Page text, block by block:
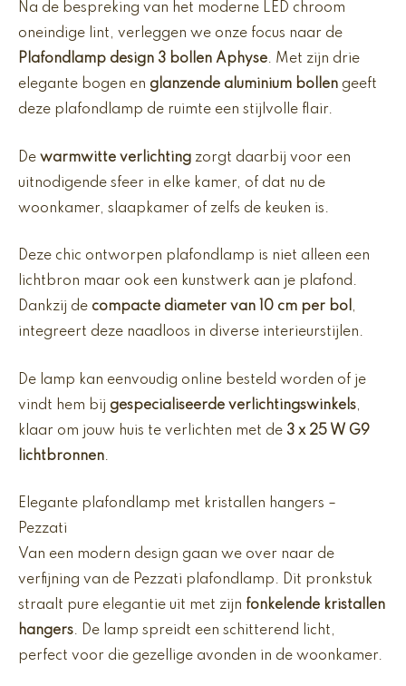
Na de bespreking van het moderne LED chroom
oneindige lint, verleggen we onze focus naar de
Plafondlamp design 3 bollen Aphyse. Met zijn drie
elegante bogen en glanzende aluminium bollen geeft
deze plafondlamp de ruimte een stijlvolle flair.
De warmwitte verlichting zorgt daarbij voor een
uitnodigende sfeer in elke kamer, of dat nu de
woonkamer, slaapkamer of zelfs de keuken is.
Deze chic ontworpen plafondlamp is niet alleen een
lichtbron maar ook een kunstwerk aan je plafond.
Dankzij de compacte diameter van 10 cm per bol ,
integreert deze naadloos in diverse interieurstijlen.
De lamp kan eenvoudig online besteld worden of je
vindt hem bij gespecialiseerde verlichtingswinkels,
klaar om jouw huis te verlichten met de 3 x 25 W G9
lichtbronnen.
Elegante plafondlamp met kristallen hangers –
Pezzati
Van een modern design gaan we over naar de
verfijning van de Pezzati plafondlamp. Dit pronkstuk
straalt pure elegantie uit met zijn fonkelende kristallen
hangers. De lamp spreidt een schitterend licht,
perfect voor die gezellige avonden in de woonkamer.